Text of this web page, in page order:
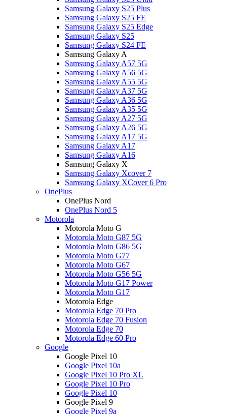
Samsung Galaxy S25 Plus
Samsung Galaxy S25 FE
Samsung Galaxy S25 Edge
Samsung Galaxy S25
Samsung Galaxy S24 FE
Samsung Galaxy A
Samsung Galaxy A57 5G
Samsung Galaxy A56 5G
Samsung Galaxy A55 5G
Samsung Galaxy A37 5G
Samsung Galaxy A36 5G
Samsung Galaxy A35 5G
Samsung Galaxy A27 5G
Samsung Galaxy A26 5G
Samsung Galaxy A17 5G
Samsung Galaxy A17
Samsung Galaxy A16
Samsung Galaxy X
Samsung Galaxy Xcover 7
Samsung Galaxy XCover 6 Pro
OnePlus
OnePlus Nord
OnePlus Nord 5
Motorola
Motorola Moto G
Motorola Moto G87 5G
Motorola Moto G86 5G
Motorola Moto G77
Motorola Moto G67
Motorola Moto G56 5G
Motorola Moto G17 Power
Motorola Moto G17
Motorola Edge
Motorola Edge 70 Pro
Motorola Edge 70 Fusion
Motorola Edge 70
Motorola Edge 60 Pro
Google
Google Pixel 10
Google Pixel 10a
Google Pixel 10 Pro XL
Google Pixel 10 Pro
Google Pixel 10
Google Pixel 9
Google Pixel 9a